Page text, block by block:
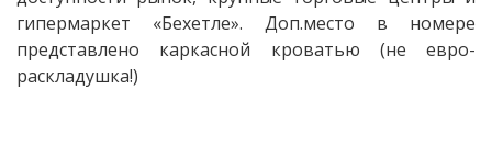
гипермаркет «Бехетле». Доп.место в номере
представлено каркасной кроватью (не евро-
раскладушка!)